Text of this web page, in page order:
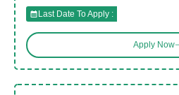
Last Date To Apply :
Apply Now